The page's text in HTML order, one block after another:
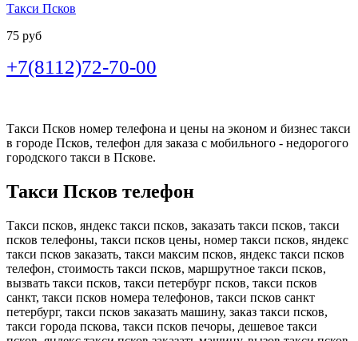
Такси Псков
75 руб
+7(8112)72-70-00
Такси Псков номер телефона и цены на эконом и бизнес такси
в городе Псков, телефон для заказа с мобильного - недорогого
городского такси в Пскове.
Такси Псков телефон
Такси псков, яндекс такси псков, заказать такси псков, такси
псков телефоны, такси псков цены, номер такси псков, яндекс
такси псков заказать, такси максим псков, яндекс такси псков
телефон, стоимость такси псков, маршрутное такси псков,
вызвать такси псков, такси петербург псков, такси псков
санкт, такси псков номера телефонов, такси псков санкт
петербург, такси псков заказать машину, заказ такси псков,
такси города пскова, такси псков печоры, дешевое такси